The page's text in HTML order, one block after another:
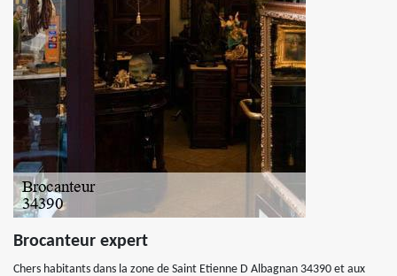
Brocanteur expert
Chers habitants dans la zone de Saint Etienne D Albagnan 34390 et aux